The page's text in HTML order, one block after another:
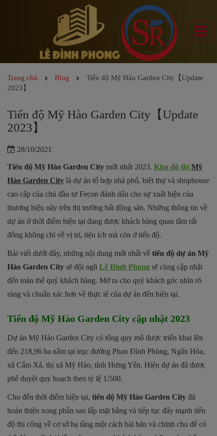
Trang chủ Blog
Tiến độ Mỹ Hào Garden City【Update
2023】
Tiến độ Mỹ Hào Garden City【Update
2023】
28/10/2021
Tiến độ Mỹ Hào Garden City mới nhất 2023. Khu đô thị Mỹ
Hào Garden City là dự án tổ hợp nhà phố, biệt thự và shophouse
cao cấp của chủ đầu tư Fecon đánh dấu cho sự xuất hiện của
thương hiệu này trên thị trường bất động sản. Những thông tin về
dự án ở thời điểm hiện tại đang được khách hàng quan tâm rất
đông không chỉ về vị trí, tiện ích mà còn ở tiến độ.
Bài viết dưới đây, những nội dung mới nhất về tiến độ dự án Mỹ
Hào Garden City sẽ đội ngũ Lê Đình Phong sẽ cùng cập nhật
đến toàn thể quý khách hàng. Mở ra cho quý khách góc nhìn rõ
ràng và chuẩn xác hơn về thực tế của dự án đến hiện tại.
Tiến độ Mỹ Hào Garden City cập nhật 2023
Dự án Mỹ Hào Garden City có tổng quy mô được triển khai lên
đến 218,96 ha nằm tại trục đường Phan Đình Phùng, Ngân Hòa,
xã Cẩm Xá, thị xã Mỹ Hào, tỉnh Hưng Yên. Hiện dự án đã được
phê duyệt quy hoạch theo tỷ lệ 1/500.
Cho đến thời điểm hiện tại, tiến độ Mỹ Hào Garden City đã
hoàn thiện xong phần san lấp mặt bằng và tiếp tục đẩy mạnh tiến
độ thi công về cơ sở hạ tầng một cách bài bản và chỉnh chu để có